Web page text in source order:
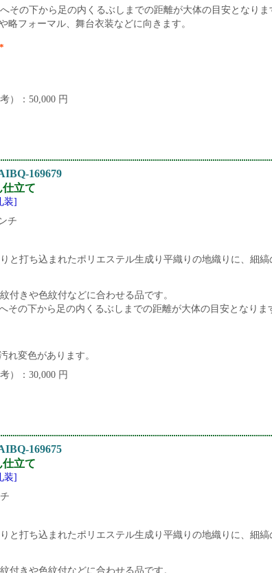
その下から足の内くるぶしまでの距離が大体の目安となりま
略フォーマル、舞台衣装などに向きます。
）：50,000 円
169679
立て
装]
チ
と打ち込まれたポリエステル生成り平織りの地織りに、細
付きや色紋付などに合わせる品です。
その下から足の内くるぶしまでの距離が大体の目安とな
れ変色があります。
）：30,000 円
169675
立て
装]
と打ち込まれたポリエステル生成り平織りの地織りに、細
付きや色紋付などに合わせる品です。